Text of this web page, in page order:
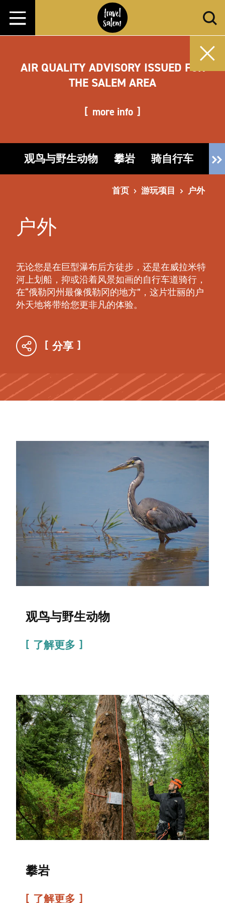
跳转至内容
AIR QUALITY ADVISORY ISSUED FOR
THE SALEM AREA
more info
观鸟与野生动物 攀岩 骑自行车 钓
首页 游玩项目 户外
户外
无论您是在巨型瀑布后方徒步，还是在威拉米特
河上划船，抑或沿着风景如画的自行车道骑行，
在“俄勒冈州最像俄勒冈的地方”，这片壮丽的户
外天地将带给您更非凡的体验。
分享
观鸟与野生动物
了解更多
攀岩
了解更多